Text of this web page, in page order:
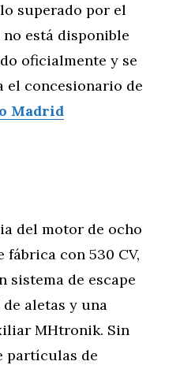
superado por el
no está disponible
oficialmente y se
el concesionario de
Madrid
del motor de ocho
con 530 CV,
sistema de escape
aletas y una
MHtronik. Sin
partículas de